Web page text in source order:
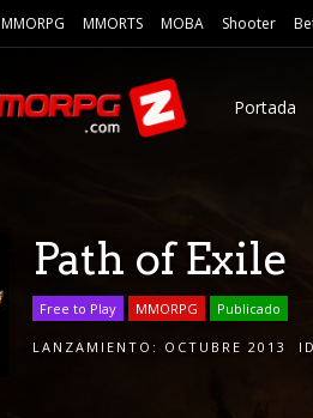
MMORPG MMORTS MOBA Shooter
Portada
Path of Exile
Free to Play MMORPG Publicado
LANZAMIENTO: OCTUBRE 2013